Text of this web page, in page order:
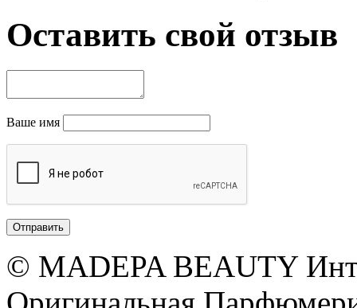
Оставить свой отзыв
Ваше имя
© MADEPA BEAUTY